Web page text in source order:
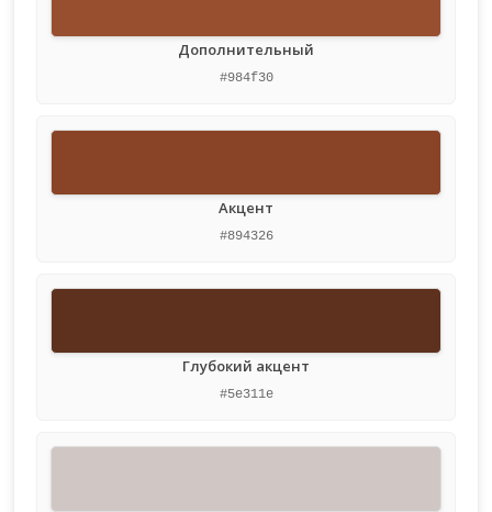
Дополнительный
#984f30
Акцент
#894326
Глубокий акцент
#5e311e